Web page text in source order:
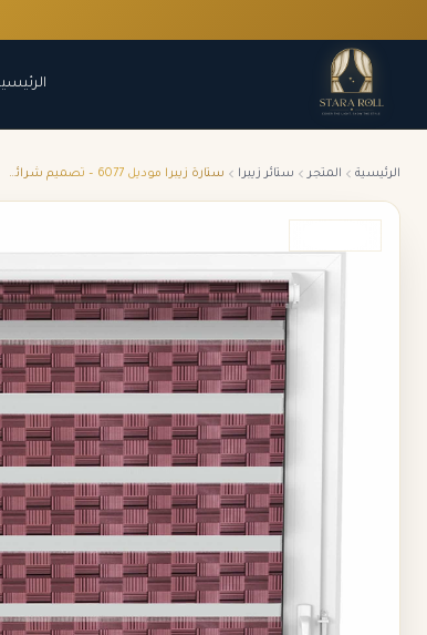
الرئيسية المتجر ستائر زيبرا ستارة زيبرا موديل 6077 – تصميم شرائحي أنيق وتحكم مثالي في الإضاءة – تحكم مزدوج بالضوء والخصوصية بلمسة عصرية